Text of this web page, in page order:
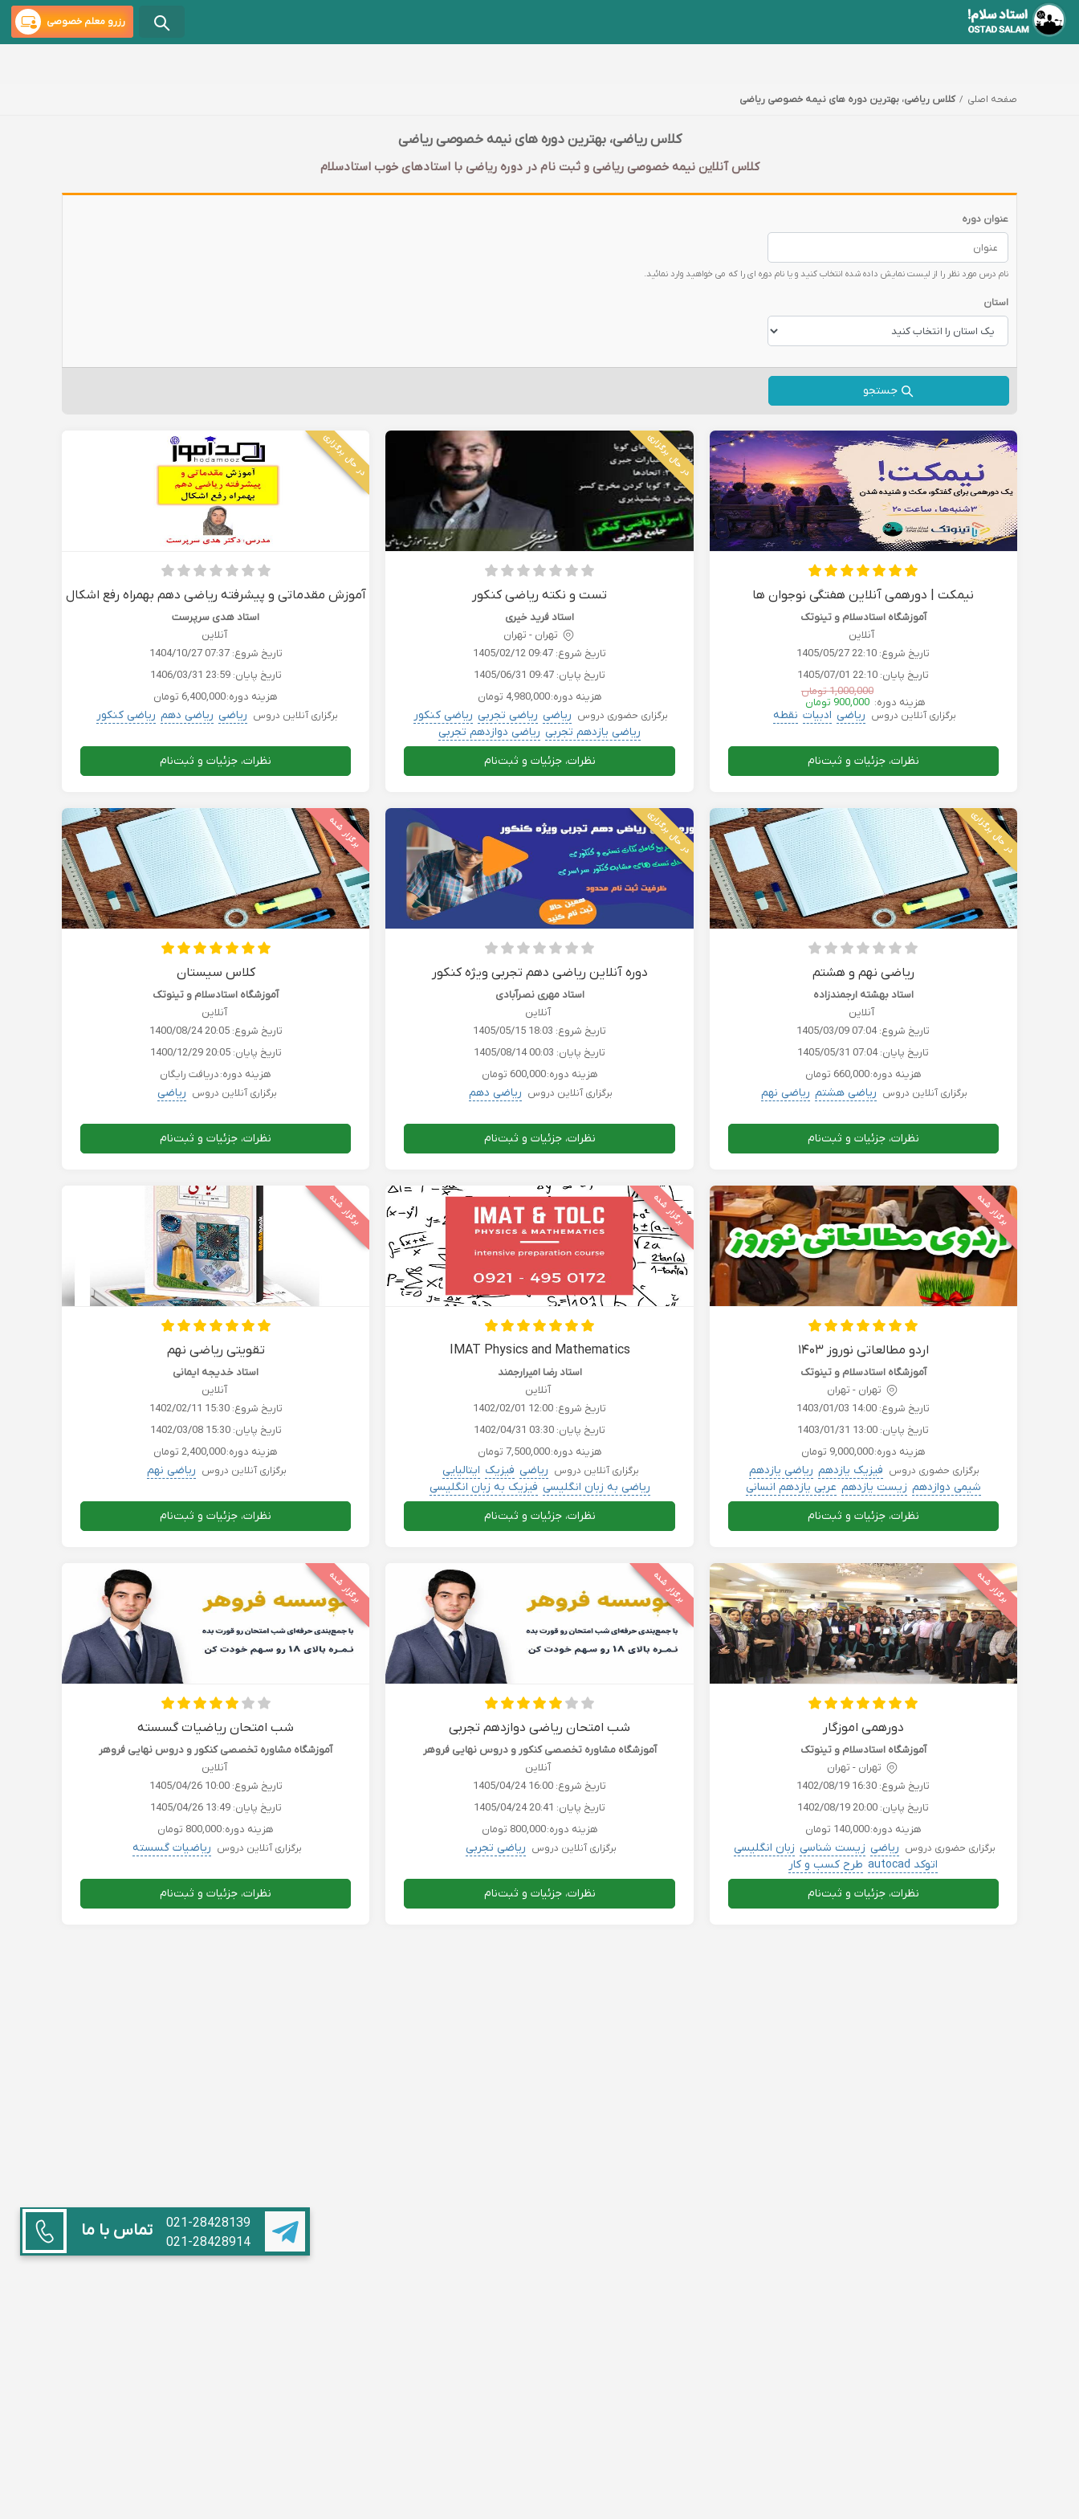
تماس با ما
021-28428139
021-28428914
رزرو معلم خصوصی
صفحه اصلی کلاس ریاضی، بهترین دوره های نیمه خصوصی ریاضی
کلاس ریاضی، بهترین دوره های نیمه خصوصی ریاضی
کلاس آنلاین نیمه خصوصی ریاضی و ثبت نام در دوره ریاضی با‌ استادهای خوب استادسلام
عنوان دوره
نام درس مورد نظر را از لیست نمایش داده شده انتخاب کنید و یا نام دوره ای را که می خواهید وارد نمائید.
استان
جستجو
نیمکت | دورهمی آنلاین هفتگی نوجوان ها
آموزشگاه استادسلام و تینوتک
آنلاین
تاریخ شروع: 1405/05/27 22:10
تاریخ پایان: 1405/07/01 22:10
هزینه دوره:
1,000,000 تومان
900,000 تومان
برگزاری آنلاین دروس ریاضی ادبیات نقطه
نظرات، جزئیات و ثبت‌نام
در حال برگزاری
تست و نکته ریاضی کنکور
استاد فرید خیری
تهران - تهران
تاریخ شروع: 1405/02/12 09:47
تاریخ پایان: 1405/06/31 09:47
هزینه دوره:4,980,000 تومان
برگزاری حضوری دروس ریاضی ریاضی تجربی ریاضی کنکور
ریاضی یازدهم تجربی ریاضی دوازدهم تجربی
نظرات، جزئیات و ثبت‌نام
در حال برگزاری
آموزش مقدماتی و پیشرفته ریاضی دهم بهمراه رفع اشکال
استاد هدی سرپرست
آنلاین
تاریخ شروع:1404/10/27 07:37
تاریخ پایان:1406/03/31 23:59
هزینه دوره:6,400,000 تومان
برگزاری آنلاین دروس ریاضی ریاضی دهم ریاضی کنکور
نظرات، جزئیات و ثبت‌نام
در حال برگزاری
ریاضی نهم و هشتم
استاد بهشته ارجمندزاده
آنلاین
تاریخ شروع:1405/03/09 07:04
تاریخ پایان:1405/05/31 07:04
هزینه دوره:660,000 تومان
برگزاری آنلاین دروس ریاضی هشتم ریاضی نهم
نظرات، جزئیات و ثبت‌نام
در حال برگزاری
دوره آنلاین ریاضی دهم تجربی ویژه کنکور
استاد مهری نصرآبادی
آنلاین
تاریخ شروع: 1405/05/15 18:03
تاریخ پایان: 1405/08/14 00:03
هزینه دوره:600,000 تومان
برگزاری آنلاین دروس ریاضی دهم
نظرات، جزئیات و ثبت‌نام
برگزار شده
کلاس سیستان
آموزشگاه استادسلام و تینوتک
آنلاین
تاریخ شروع:1400/08/24 20:05
تاریخ پایان:1400/12/29 20:05
هزینه دوره:دریافت رایگان
برگزاری آنلاین دروس ریاضی
نظرات، جزئیات و ثبت‌نام
برگزار شده
اردو مطالعاتی نوروز ۱۴۰۳
آموزشگاه استادسلام و تینوتک
تهران - تهران
تاریخ شروع: 1403/01/03 14:00
تاریخ پایان: 1403/01/31 13:00
هزینه دوره:9,000,000 تومان
برگزاری حضوری دروس فیزیک یازدهم ریاضی یازدهم
شیمی دوازدهم زیست یازدهم عربی یازدهم انسانی
نظرات، جزئیات و ثبت‌نام
برگزار شده
IMAT Physics and Mathematics
استاد رضا امیرارجمند
آنلاین
تاریخ شروع: 1402/02/01 12:00
تاریخ پایان: 1402/04/31 03:30
هزینه دوره:7,500,000 تومان
برگزاری آنلاین دروس ریاضی فیزیک ایتالیایی
ریاضی به زبان انگلیسی فیزیک به زبان انگلیسی
نظرات، جزئیات و ثبت‌نام
برگزار شده
تقویتی ریاضی نهم
استاد خدیجه ایمانی
آنلاین
تاریخ شروع:1402/02/11 15:30
تاریخ پایان:1402/03/08 15:30
هزینه دوره:2,400,000 تومان
برگزاری آنلاین دروس ریاضی نهم
نظرات، جزئیات و ثبت‌نام
برگزار شده
دورهمی اموزگار
آموزشگاه استادسلام و تینوتک
تهران - تهران
تاریخ شروع: 1402/08/19 16:30
تاریخ پایان: 1402/08/19 20:00
هزینه دوره:140,000 تومان
برگزاری حضوری دروس ریاضی زیست شناسی زبان انگلیسی
اتوکد autocad
طرح کسب و کار
نظرات، جزئیات و ثبت‌نام
برگزار شده
شب امتحان ریاضی دوازدهم تجربی
آموزشگاه مشاوره تخصصی کنکور و دروس نهایی فروهر
آنلاین
تاریخ شروع: 1405/04/24 16:00
تاریخ پایان: 1405/04/24 20:41
هزینه دوره:800,000 تومان
برگزاری آنلاین دروس ریاضی تجربی
نظرات، جزئیات و ثبت‌نام
برگزار شده
شب امتحان ریاضیات گسسته
آموزشگاه مشاوره تخصصی کنکور و دروس نهایی فروهر
آنلاین
تاریخ شروع:1405/04/26 10:00
تاریخ پایان:1405/04/26 13:49
هزینه دوره:800,000 تومان
برگزاری آنلاین دروس ریاضیات گسسته
نظرات، جزئیات و ثبت‌نام